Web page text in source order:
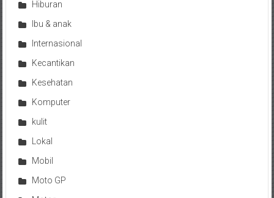
Hiburan
Ibu & anak
Internasional
Kecantikan
Kesehatan
Komputer
kulit
Lokal
Mobil
Moto GP